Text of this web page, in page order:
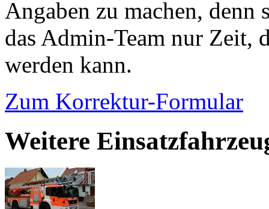
Angaben zu machen,
das Admin-Team nur Zeit,
werden kann.
Zum Korrektur-Formular
Weitere